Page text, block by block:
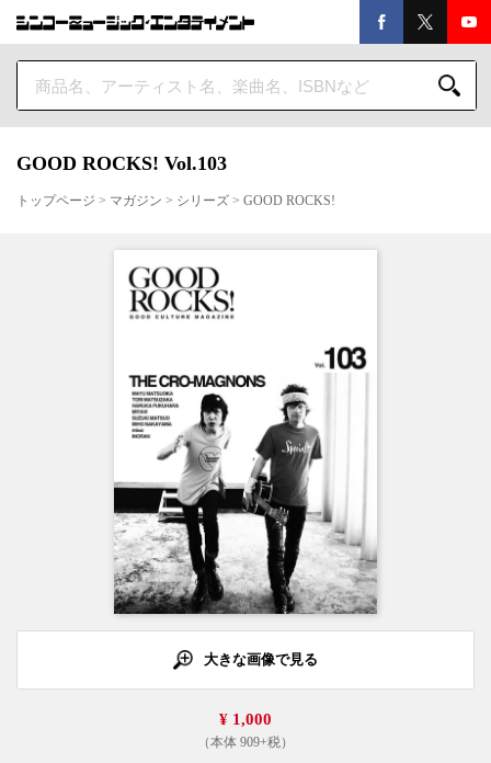
GOOD ROCKS! Vol.103
トップページ > マガジン > シリーズ > GOOD ROCKS!
大きな画像で見る
¥ 1,000
（本体 909+税）